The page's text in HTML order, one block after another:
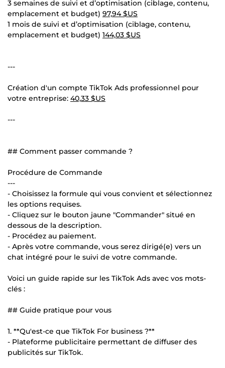
3 semaines de suivi et d’optimisation (ciblage, contenu,
emplacement et budget) 97,94 $US
1 mois de suivi et d’optimisation (ciblage, contenu,
emplacement et budget) 144,03 $US
---
Création d'un compte TikTok Ads professionnel pour
votre entreprise: 40,33 $US
---
## Comment passer commande ?
Procédure de Commande
---
- Choisissez la formule qui vous convient et sélectionnez
les options requises.
- Cliquez sur le bouton jaune "Commander" situé en
dessous de la description.
- Procédez au paiement.
- Après votre commande, vous serez dirigé(e) vers un
chat intégré pour le suivi de votre commande.
Voici un guide rapide sur les TikTok Ads avec vos mots-
clés :
## Guide pratique pour vous
1. **Qu'est-ce que TikTok For business ?**
- Plateforme publicitaire permettant de diffuser des
publicités sur TikTok.